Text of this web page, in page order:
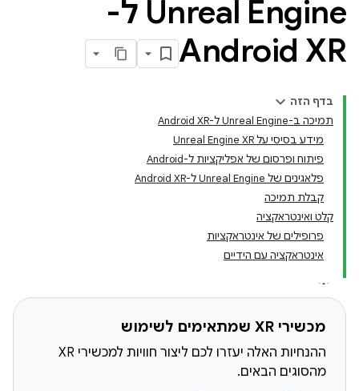
Unreal Engine ל-
Android XR
בדף הזה
תמיכה ב-Unreal Engine ל-Android XR
מידע בסיסי על Unreal Engine XR
פיתוח ופרסום של אפליקציות ל-Android
פלאגינים של Unreal Engine ל-Android XR
קבלת תמיכה
קלט ואינטראקציה
פרופילים של אינטראקציות
אינטראקציה עם הידיים
מכשירי XR שמתאימים לשימוש
ההנחיות האלה יעזרו לכם ליצור חוויות למכשירי XR
מהסוגים הבאים.